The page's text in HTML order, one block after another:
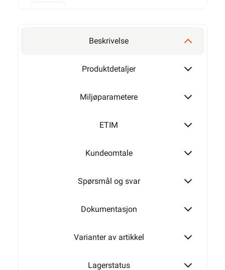
Trippel
95mm²
240mm²
Beskrivelse
Produktdetaljer
Miljøparametere
ETIM
Kundeomtale
Spørsmål og svar
Dokumentasjon
Varianter av artikkel
Lagerstatus